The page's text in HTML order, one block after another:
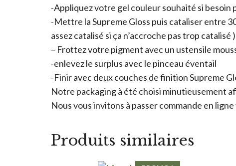
-Appliquez votre gel couleur souhaité si besoin
-Mettre la Supreme Gloss puis cataliser entre
assez catalisé si ça n’accroche pas trop catalisé )
– Frottez votre pigment avec un ustensile
-enlevez le surplus avec le pinceau éventail
-Finir avec deux couches de finition Supreme
Notre packaging à été choisi minutieusement
Nous vous invitons à passer commande en ligne
Produits similaires